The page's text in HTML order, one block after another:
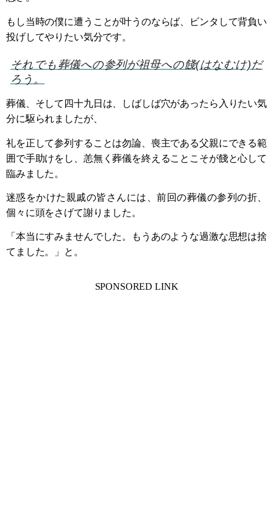
もし当時の僕に遭うことが叶うのならば、ビンタして背負い
投げしてやりたい気分です。
それでも葬儀への参列が祖母への餞(はなむけ)だ
ろう。
葬儀、そして四十九日は、しばしば穴があったら入りたい気
分に駆られましたが、
礼を正して参列することは勿論、喪主である父親にできる範
囲で手助けをし、恙無く葬儀を終えることこそが餞と心して
臨みました。
迷惑をかけた親戚の皆さんには、前回の葬儀の参列の折、
個々に頭をさげて謝りました。
「本当にすみませんでした。もうあのような過激な思想は捨
てました。」と。
SPONSORED LINK